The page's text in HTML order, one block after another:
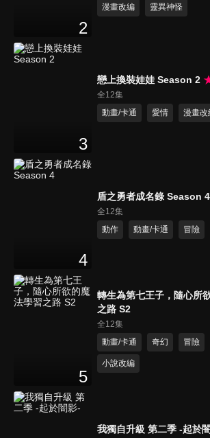
2
漫畫改編 靈異神怪
3
戀上換裝娃娃 Season 2
全12集
動畫/卡通
愛情 漫畫改
4
盾之勇者成名錄 Season 4
全12集
動作
動畫/卡通 冒險
5
轉生為第七王子，隨心所
之路 S2
全12集
動畫/卡通
奇幻 冒險
小說改編
我獨自升級 第二季 -起於